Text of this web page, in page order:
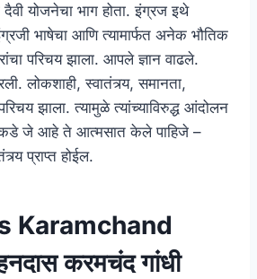
योजनेचा भाग होता. इंग्रज इथे
भाषेचा आणि त्यामार्फत अनेक भौतिक
परिचय झाला. आपले ज्ञान वाढले.
लोकशाही, स्वातंत्र्य, समानता,
झाला. त्यामुळे त्यांच्याविरुद्ध आंदोलन
जे आहे ते आत्मसात केले पाहिजे –
प्राप्त होईल.
Karamchand
करमचंद गांधी